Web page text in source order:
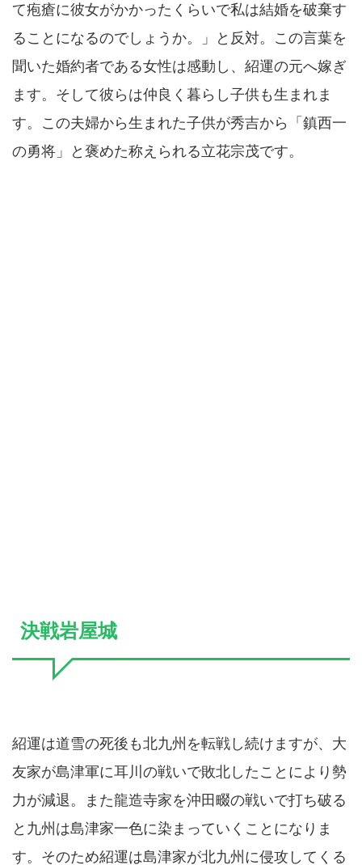
て疱瘡に彼女がかかったくらいで私は結婚を破棄す
ることになるのでしょうか。」と反対。この言葉を
聞いた婚約者である女性は感動し、紹運の元へ嫁ぎ
ます。そして彼らは仲良く暮らし子供も生まれま
す。この夫婦から生まれた子供が秀吉から「鎮西一
の勇将」と褒めた称えられる立花宗茂です。
決戦岩屋城
紹運は道雪の死後も北九州を転戦し続けますが、大
友家が島津軍に耳川の戦いで敗北したことにより勢
力が減退。また龍造寺家を沖田畷の戦いで打ち破る
と九州は島津家一色に染まっていくことになりま
す。そのため紹運は島津家が北九州に侵攻してくる